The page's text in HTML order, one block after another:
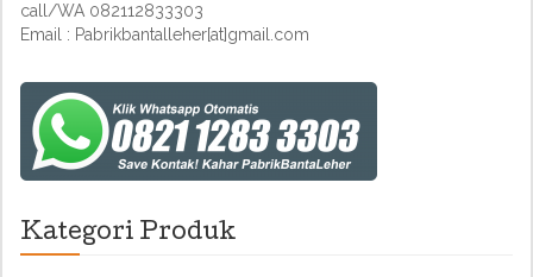
call/WA 082112833303
Email : Pabrikbantalleher[at]gmail.com
Kategori Produk